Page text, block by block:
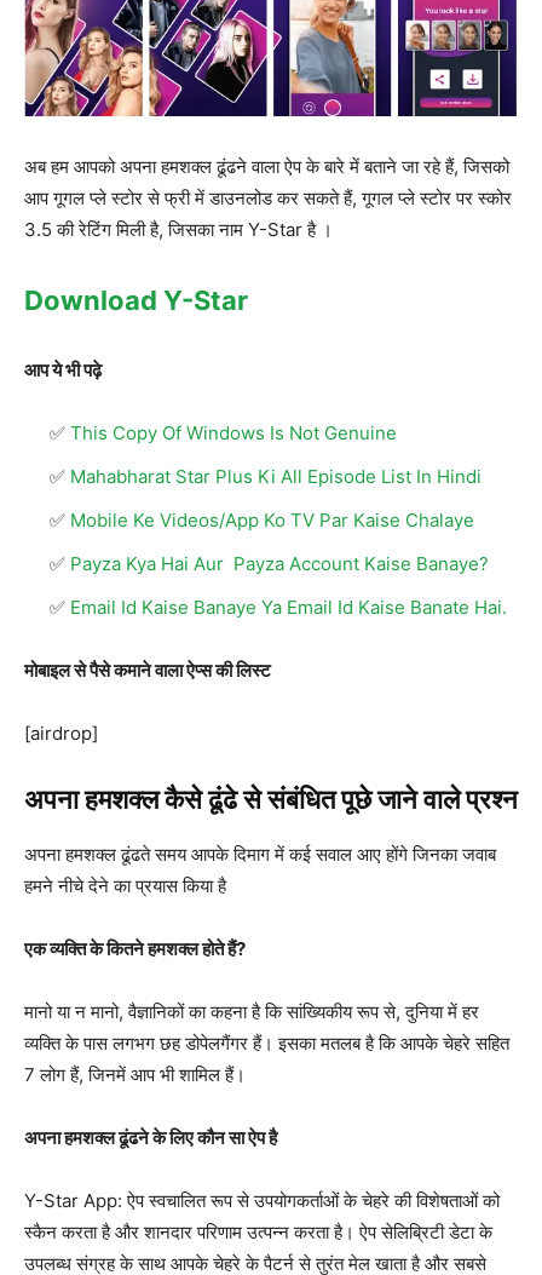
अब हम आपको अपना हमशक्ल ढूंढने वाला ऐप के बारे में बताने जा रहे हैं, जिसको
आप गूगल प्ले स्टोर से फ्री में डाउनलोड कर सकते हैं, गूगल प्ले स्टोर पर स्कोर
3.5 की रेटिंग मिली है, जिसका नाम Y-Star है ।
Download Y-Star
आप ये भी पढ़े
This Copy Of Windows Is Not Genuine
Mahabharat Star Plus Ki All Episode List In Hindi
Mobile Ke Videos/App Ko TV Par Kaise Chalaye
Payza Kya Hai Aur Payza Account Kaise Banaye?
Email Id Kaise Banaye Ya Email Id Kaise Banate Hai.
मोबाइल से पैसे कमाने वाला ऐप्स की लिस्ट
[airdrop]
अपना हमशक्ल कैसे ढूंढे से संबंधित पूछे जाने वाले प्रश्न
अपना हमशक्ल ढूंढते समय आपके दिमाग में कई सवाल आए होंगे जिनका जवाब
हमने नीचे देने का प्रयास किया है
एक व्यक्ति के कितने हमशक्ल होते हैं?
मानो या न मानो, वैज्ञानिकों का कहना है कि सांख्यिकीय रूप से, दुनिया में हर
व्यक्ति के पास लगभग छह डोपेलगैंगर हैं। इसका मतलब है कि आपके चेहरे सहित
7 लोग हैं, जिनमें आप भी शामिल हैं।
अपना हमशक्ल ढूंढने के लिए कौन सा ऐप है
Y-Star App: ऐप स्वचालित रूप से उपयोगकर्ताओं के चेहरे की विशेषताओं को
स्कैन करता है और शानदार परिणाम उत्पन्न करता है। ऐप सेलिब्रिटी डेटा के
उपलब्ध संग्रह के साथ आपके चेहरे के पैटर्न से तुरंत मेल खाता है और सबसे